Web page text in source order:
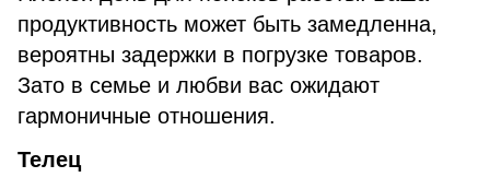
продуктивность может быть замедленна,
вероятны задержки в погрузке товаров.
Зато в семье и любви вас ожидают
гармоничные отношения.
Телец